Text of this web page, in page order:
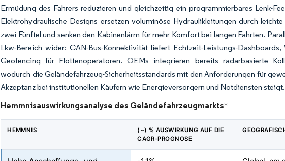
Ermüdung des Fahrers reduzieren und gleichzeitig ein programmierbares Lenk-
Elektrohydraulische Designs ersetzen voluminöse Hydraulikleitungen durch
zwei Fünftel und senken den Kabinenlärm für mehr Komfort bei langen Fahrten.
Lkw-Bereich wider: CAN-Bus-Konnektivität liefert Echtzeit-Leistungs-
Geofencing für Flottenoperatoren. OEMs integrieren bereits radarbasierte
wodurch die Geländefahrzeug-Sicherheitsstandards mit den Anforderungen für
Akzeptanz bei institutionellen Käufern wie Energieversorgern und Notdiensten steigt.
Hemmnisauswirkungsanalyse des Geländefahrzeugmarkts*
HEMMNIS
(~) % AUSWIRKUNG AUF DIE
CAGR-PROGNOSE